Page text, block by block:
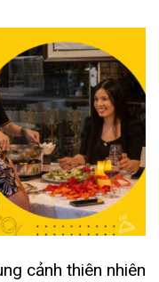
cảnh thiên nhiên